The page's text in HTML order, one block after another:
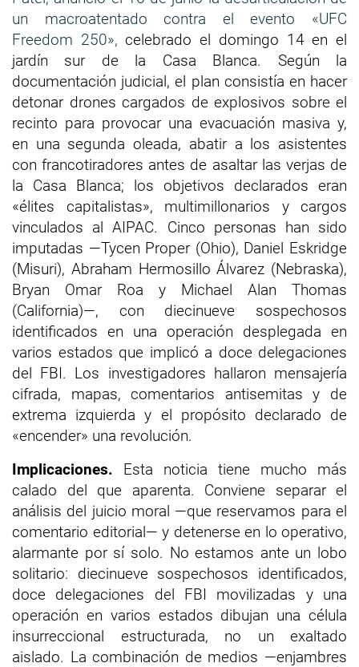
un macroatentado contra el evento «UFC
Freedom 250»,celebrado el domingo 14 en el
jardín sur de la Casa Blanca. Según la
documentación judicial, el plan consistía en hacer
detonar drones cargados de explosivos sobre el
recinto para provocar una evacuación masiva y,
en una segunda oleada, abatir a los asistentes
con francotiradores antes de asaltar las verjas de
la Casa Blanca; los objetivos declarados eran
«élites capitalistas», multimillonarios y cargos
vinculados al AIPAC. Cinco personas han sido
imputadas —Tycen Proper (Ohio), Daniel Eskridge
(Misuri), Abraham Hermosillo Álvarez (Nebraska),
Bryan Omar Roa y Michael Alan Thomas
(California)—, con diecinueve sospechosos
identificados en una operación desplegada en
varios estados que implicó a doce delegaciones
del FBI. Los investigadores hallaron mensajería
cifrada, mapas, comentarios antisemitas y de
extrema izquierda y el propósito declarado de
«encender» una revolución.
Implicaciones. Esta noticia tiene mucho más
calado del que aparenta. Conviene separar el
análisis del juicio moral —que reservamos para el
comentario editorial— y detenerse en lo operativo,
alarmante por sí solo. No estamos ante un lobo
solitario: diecinueve sospechosos identificados,
doce delegaciones del FBI movilizadas y una
operación en varios estados dibujan una célula
insurreccional estructurada, no un exaltado
aislado. La combinación de medios —enjambres